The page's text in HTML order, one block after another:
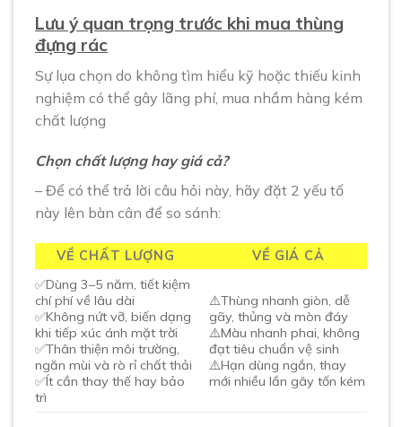
Lưu ý quan trọng trước khi mua thùng
đựng rác
Sự lụa chọn do không tìm hiểu kỹ hoặc thiếu kinh
nghiệm có thể gây lãng phí, mua nhầm hàng kém
chất lượng
Chọn chất lượng hay giá cả?
– Để có thể trả lời câu hỏi này, hãy đặt 2 yếu tố
này lên bàn cân để so sánh:
VỀ CHẤT LƯỢNG
VỀ GIÁ CẢ
✅Dùng 3–5 năm, tiết kiệm
chí phí về lâu dài
✅Không nứt vỡ, biến dạng
khi tiếp xúc ánh mặt trời
✅Thân thiện môi trường,
ngăn mùi và rò rỉ chất thải
✅Ít cần thay thế hay bảo
trì
⚠️Thùng nhanh giòn, dễ
gãy, thủng và mòn đáy
⚠️Màu nhanh phai, không
đạt tiêu chuẩn vệ sinh
⚠️Hạn dùng ngắn, thay
mới nhiều lần gây tốn kém